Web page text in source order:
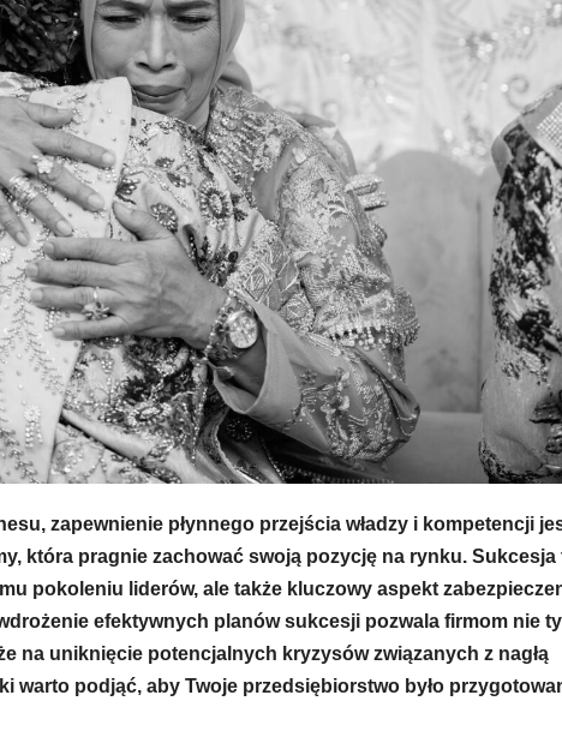
zapewnienie płynnego przejścia władzy i kompetencji
która pragnie zachować swoją pozycję na rynku. Sukcesja
pokoleniu liderów, ale także kluczowy aspekt
efektywnych planów sukcesji pozwala firmom nie
na uniknięcie potencjalnych kryzysów związanych z nagłą
warto podjąć, aby Twoje przedsiębiorstwo było